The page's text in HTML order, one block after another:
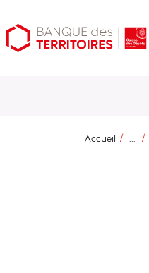
Aller
au
Aller
au
Ouvrir
les
Accueil ...